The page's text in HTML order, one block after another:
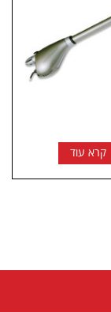
קרא עוד